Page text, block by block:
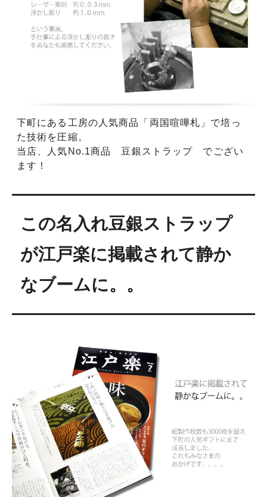
下町にある工房の人気商品「両国喧嘩札」で培っ
た技術を圧縮。
当店、人気No.1商品 豆銀ストラップ でござい
ます！
この名入れ豆銀ストラップ
が江戸楽に掲載されて静か
なブームに。。